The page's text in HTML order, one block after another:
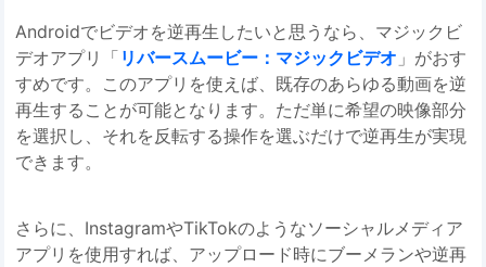
Androidでビデオを逆再生したいと思うなら、マジックビ
デオアプリ「 リバースムービー：マジックビデオ 」がおす
すめです。このアプリを使えば、既存のあらゆる動画を逆
再生することが可能となります。ただ単に希望の映像部分
を選択し、それを反転する操作を選ぶだけで逆再生が実現
できます。
さらに、InstagramやTikTokのようなソーシャルメディア
アプリを使用すれば、アップロード時にブーメランや逆再